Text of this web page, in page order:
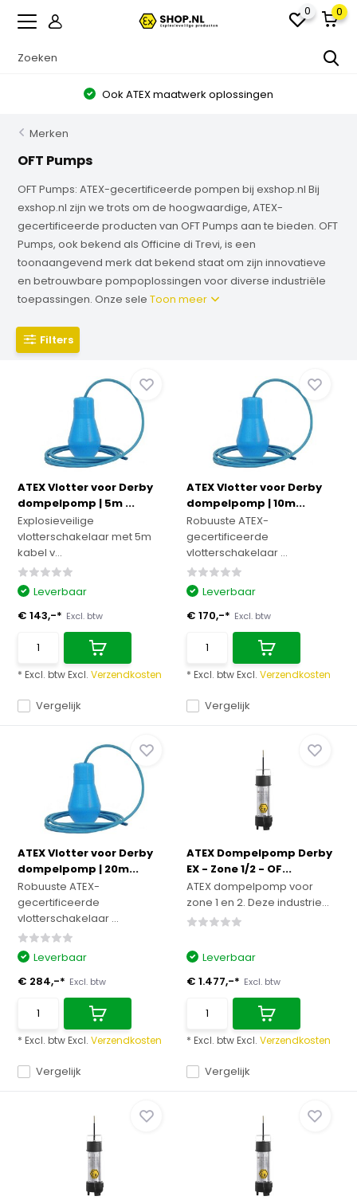
0 0
Ook ATEX maatwerk oplossingen
Merken
OFT Pumps
OFT Pumps: ATEX-gecertificeerde pompen bij exshop.nl Bij
exshop.nl zijn we trots om de hoogwaardige, ATEX-
gecertificeerde producten van OFT Pumps aan te bieden. OFT
Pumps, ook bekend als Officine di Trevi, is een
toonaangevend merk dat bekend staat om zijn innovatieve
en betrouwbare pompoplossingen voor diverse industriële
toepassingen. Onze seleToon meer
Filters
ATEX Vlotter voor Derby
dompelpomp | 5m ...
Explosieveilige
vlotterschakelaar met 5m
kabel v...
Vergelijk
Leverbaar
€ 143,-* Excl. btw
* Excl. btw Excl.Verzendkosten
ATEX Vlotter voor Derby
dompelpomp | 10m...
Robuuste ATEX-
gecertificeerde
vlotterschakelaar ...
Vergelijk
Leverbaar
€ 170,-* Excl. btw
* Excl. btw Excl. Verzendkosten
ATEX Vlotter voor Derby
dompelpomp | 20m...
Robuuste ATEX-
gecertificeerde
vlotterschakelaar ...
Vergelijk
Leverbaar
€ 284,-* Excl. btw
* Excl. btw Excl.Verzendkosten
ATEX Dompelpomp Derby
EX - Zone 1/2 - OF...
ATEX dompelpomp voor
zone 1 en 2. Deze industrie...
Vergelijk
Leverbaar
€ 1.477,-* Excl. btw
* Excl. btw Excl. Verzendkosten